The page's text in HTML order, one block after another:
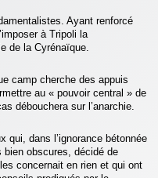
Ayant renforcé
à Tripoli la
de la Cyrénaïque.
camp cherche des appuis
au « pouvoir central » de
débouchera sur l’anarchie.
qui, dans l’ignorance bétonnée
bien obscures, décidé de
concernait en rien et qui ont